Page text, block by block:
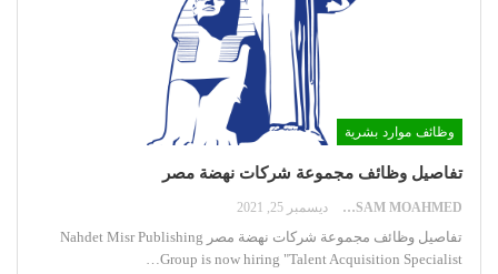
وظائف موارد بشرية
تفاصيل وظائف مجموعة شركات نهضة مصر
HOSSAM MOAHMED ديسمبر 25, 2021
تفاصيل وظائف مجموعة شركات نهضة مصر Nahdet Misr Publishing
Group is now hiring "Talent Acquisition Specialist